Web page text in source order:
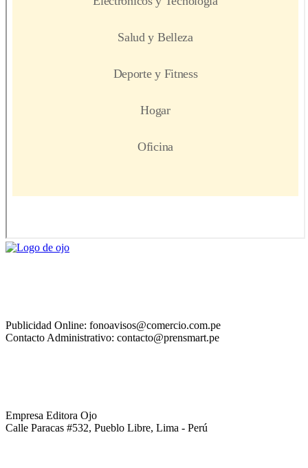
Publicidad Online: fonoavisos@comercio.com.pe
Contacto Administrativo: contacto@prensmart.pe
Empresa Editora Ojo
Calle Paracas #532, Pueblo Libre, Lima - Perú